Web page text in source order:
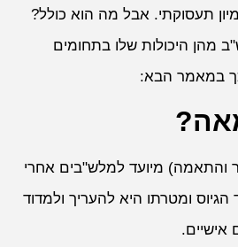
תעסוקתי. אבל מה הוא כולל?
מהן היכולות שלו בתחומים
במאמר הבא:
והתאמה) מיועד למלש"בים אחרי
הגיוס ומטרתו היא להעריך ולמדוד
אישיים.